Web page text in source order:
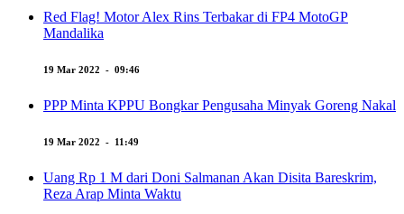
Red Flag! Motor Alex Rins Terbakar di FP4 MotoGP
Mandalika
19 Mar 2022 - 09:46
PPP Minta KPPU Bongkar Pengusaha Minyak Goreng Nakal
19 Mar 2022 - 11:49
Uang Rp 1 M dari Doni Salmanan Akan Disita Bareskrim,
Reza Arap Minta Waktu